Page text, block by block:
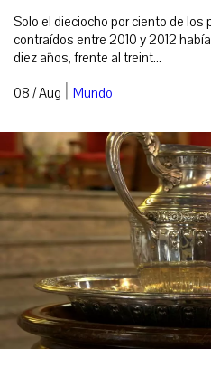
Solo el dieciocho por ciento de
contraídos entre 2010 y 2012
diez años, frente al treint...
08 / Aug | Mundo